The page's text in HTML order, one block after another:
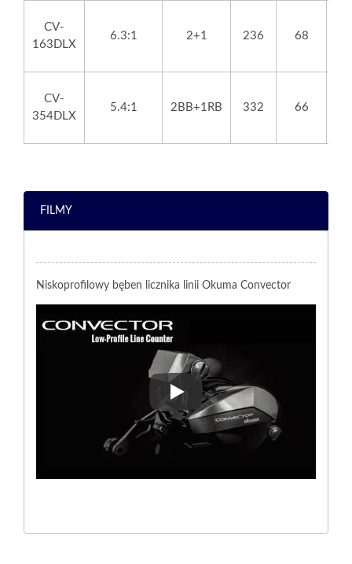
CV-
163DLX
6.3:1 2+1 236 68
CV-
354DLX
5.4:1 2BB+1RB 332 66
FILMY
Niskoprofilowy bęben licznika linii Okuma Convector
Niskoprofilowy bęben licznika